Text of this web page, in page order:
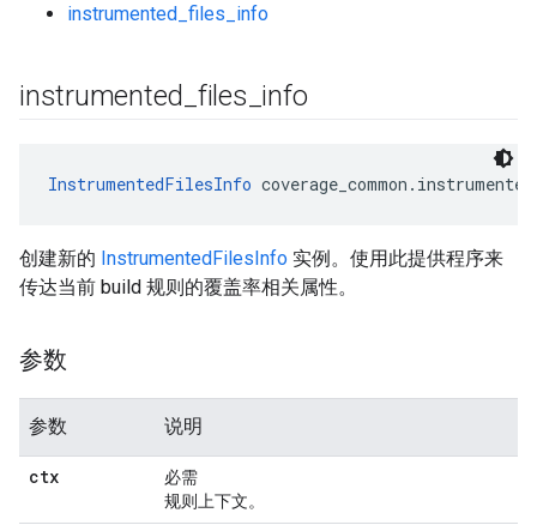
instrumented_files_info
instrumented files info
InstrumentedFilesInfo
创建新的 InstrumentedFilesInfo 实例。使用此提供程序来
传达当前 build 规则的覆盖率相关属性。
参数
参数 说明
ctx
必需
规则上下文。